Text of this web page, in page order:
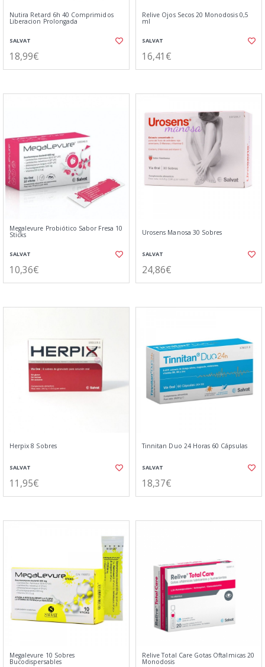
Nutira Retard 6h 40 Comprimidos
Liberacion Prolongada
SALVAT
18,99€
Relive Ojos Secos 20 Monodosis 0,5
ml
SALVAT
16,41€
Megalevure Probiótico Sabor Fresa 10
Sticks
SALVAT
10,36€
Urosens Manosa 30 Sobres
SALVAT
24,86€
Herpix 8 Sobres
SALVAT
11,95€
Tinnitan Duo 24 Horas 60 Cápsulas
SALVAT
18,37€
Megalevure 10 Sobres
Bucodispersables
Relive Total Care Gotas Oftalmicas 20
Monodosis